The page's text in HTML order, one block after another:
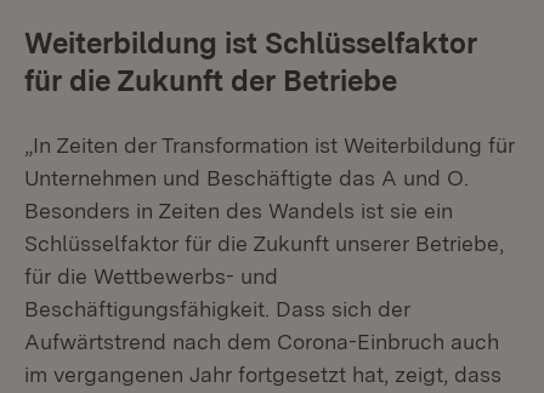
Weiterbildung ist Schlüsselfaktor
für die Zukunft der Betriebe
„In Zeiten der Transformation ist Weiterbildung für
Unternehmen und Beschäftigte das A und O.
Besonders in Zeiten des Wandels ist sie ein
Schlüsselfaktor für die Zukunft unserer Betriebe,
für die Wettbewerbs- und
Beschäftigungsfähigkeit. Dass sich der
Aufwärtstrend nach dem Corona-Einbruch auch
im vergangenen Jahr fortgesetzt hat, zeigt, dass